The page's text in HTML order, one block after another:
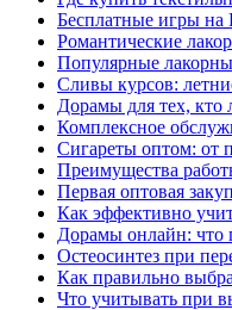
Бесплатные игры на
Романтические
Популярные лакорны
Сливы курсов:
Дорамы для тех, кто
Комплексное
Сигареты оптом: от
Преимущества
Первая оптовая
Как эффективно
Дорамы онлайн: что
Остеосинтез при
Как правильно
Что учитывать при